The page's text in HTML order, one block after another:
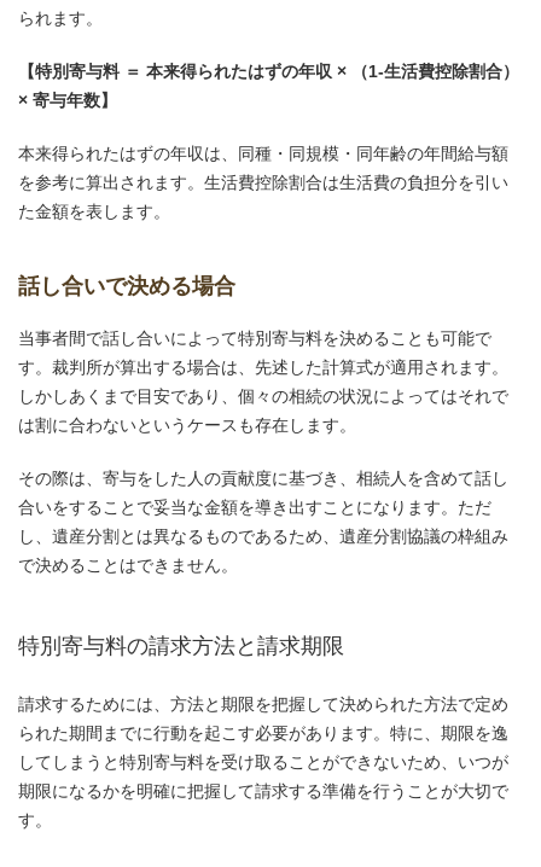
られます。
【特別寄与料 ＝ 本来得られたはずの年収 × （1-生活費控除割合）
× 寄与年数】
本来得られたはずの年収は、同種・同規模・同年齢の年間給与額
を参考に算出されます。生活費控除割合は生活費の負担分を引い
た金額を表します。
話し合いで決める場合
当事者間で話し合いによって特別寄与料を決めることも可能で
す。裁判所が算出する場合は、先述した計算式が適用されます。
しかしあくまで目安であり、個々の相続の状況によってはそれで
は割に合わないというケースも存在します。
その際は、寄与をした人の貢献度に基づき、相続人を含めて話し
合いをすることで妥当な金額を導き出すことになります。ただ
し、遺産分割とは異なるものであるため、遺産分割協議の枠組み
で決めることはできません。
特別寄与料の請求方法と請求期限
請求するためには、方法と期限を把握して決められた方法で定め
られた期間までに行動を起こす必要があります。特に、期限を逸
してしまうと特別寄与料を受け取ることができないため、いつが
期限になるかを明確に把握して請求する準備を行うことが大切で
す。